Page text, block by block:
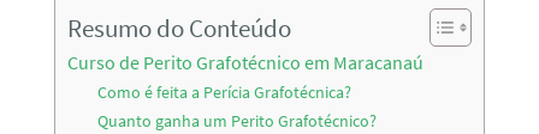
Resumo do Conteúdo
Curso de Perito Grafotécnico em Maracanaú
Como é feita a Perícia Grafotécnica?
Quanto ganha um Perito Grafotécnico?